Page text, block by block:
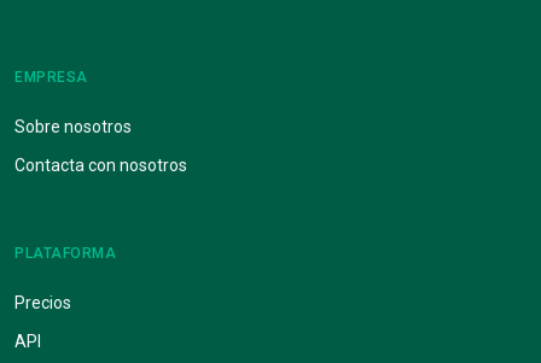
EMPRESA
Sobre nosotros
Contacta con nosotros
PLATAFORMA
Precios
API